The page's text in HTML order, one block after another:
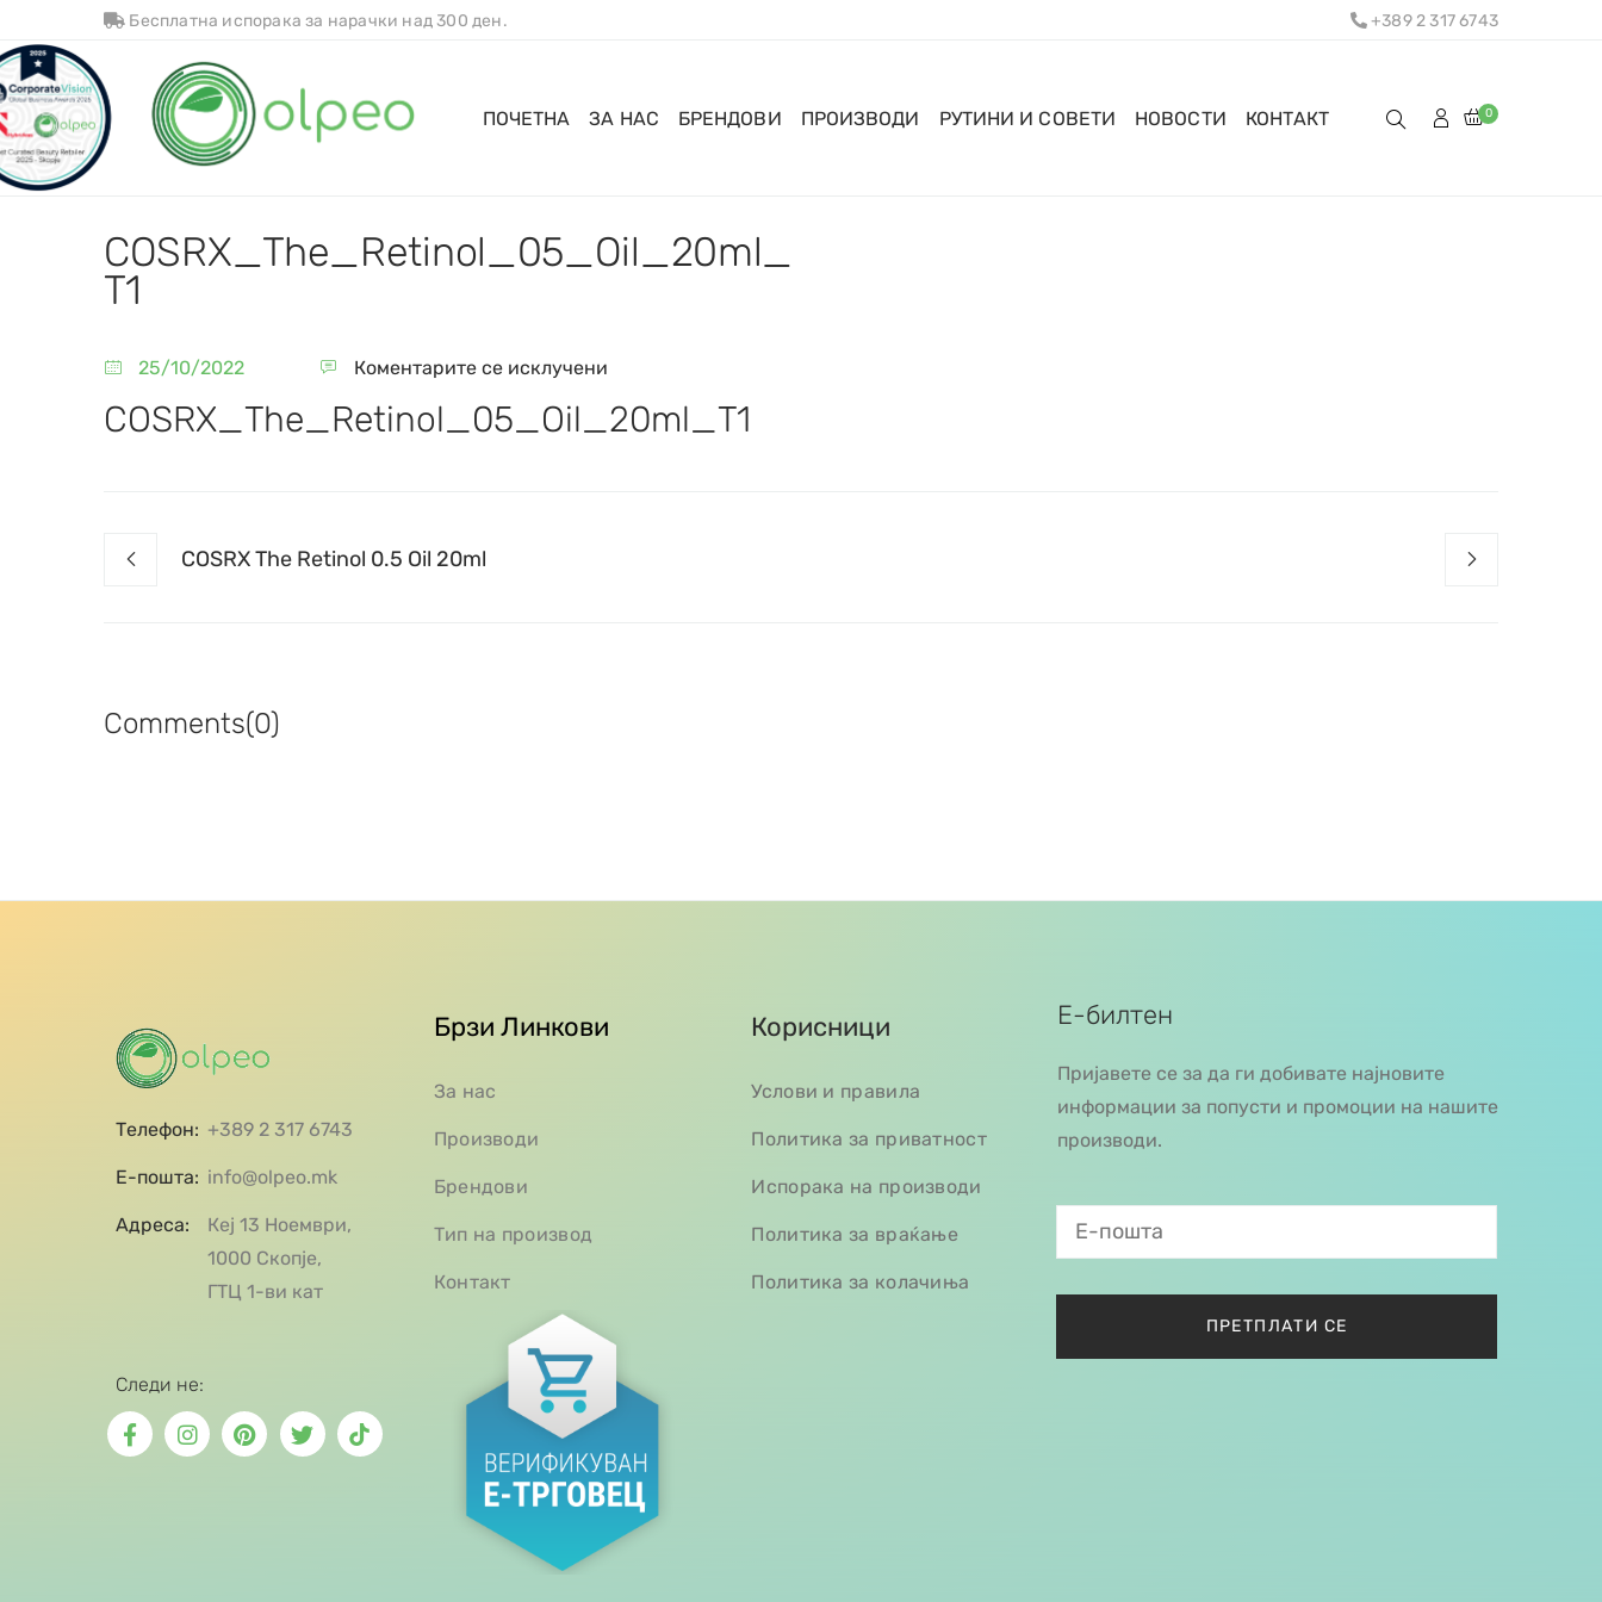
Бесплатна испорака за нарачки над 300 ден. +389 2 317 6743
ПОЧЕТНА ЗА НАС БРЕНДОВИ ПРОИЗВОДИ РУТИНИ И СОВЕТИ НОВОСТИ КОНТАКТ 0
COSRX_The_Retinol_05_Oil_20ml_
T1
25/10/2022 Коментарите се исклучени
COSRX_The_Retinol_05_Oil_20ml_T1
COSRX The Retinol 0.5 Oil 20ml
Comments(0)
Телефон: +389 2 317 6743
Е-пошта: info@olpeo.mk
Адреса:
Кеј 13 Ноември,
1000 Скопје,
ГТЦ 1-ви кат
Следи не:
Брзи Линкови
За нас
Производи
Брендови
Тип на производ
Контакт
Корисници
Услови и правила
Политика за приватност
Испорака на производи
Политика за враќање
Политика за колачиња
Е-билтен
Пријавете се за да ги добивате најновите
информации за попусти и промоции на нашите
производи.